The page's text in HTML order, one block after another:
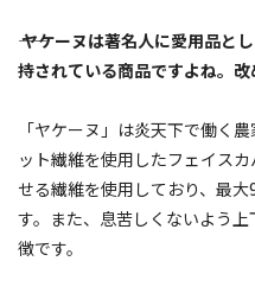
―― ヤケーヌは著名人に愛用品
持されている商品ですよね。改
「ヤケーヌ」は炎天下で働く
ット繊維を使用したフェイス
せる繊維を使用しており、最
す。また、息苦しくないよう
徴です。